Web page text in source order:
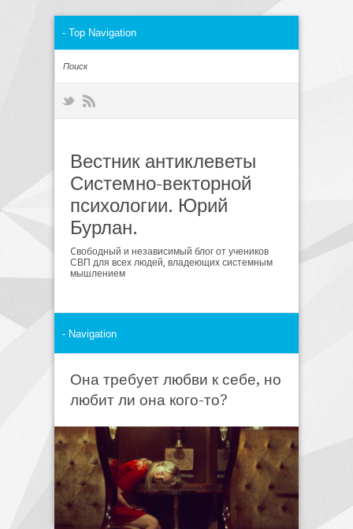
Вестник антиклеветы
Системно-векторной
психологии. Юрий
Бурлан.
Cвободный и независимый блог от учеников
СВП для всех людей, владеющих системным
мышлением
Она требует любви к себе, но
любит ли она кого-то?